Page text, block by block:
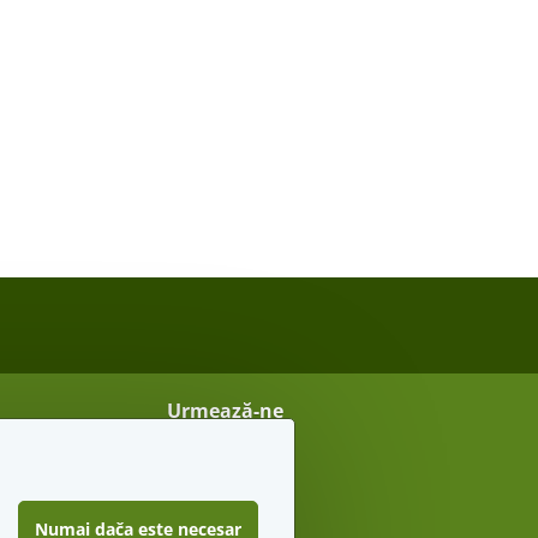
Urmează-ne
Vreau sfaturi secrete
Numai dača este necesar